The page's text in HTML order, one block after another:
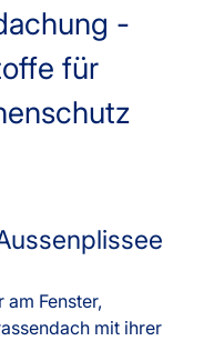
-
für
Fenster,
mit ihrer